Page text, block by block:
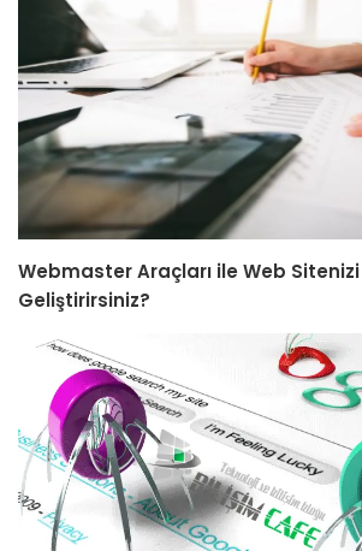
Webmaster Araçları ile Web Sitenizi
Geliştirirsiniz?